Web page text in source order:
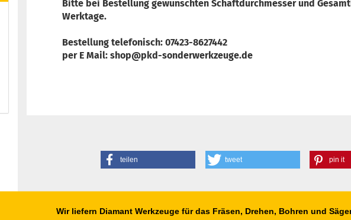
Bitte bei Bestellung gewünschten Schaftdurchmesser und
Werktage.
Bestellung telefonisch: 07423-8627442
per E Mail: shop@pkd-sonderwerkzeuge.de
teilen tweet pin it
Wir liefern Diamant Werkzeuge für das Fräsen, Drehen, Bohren und